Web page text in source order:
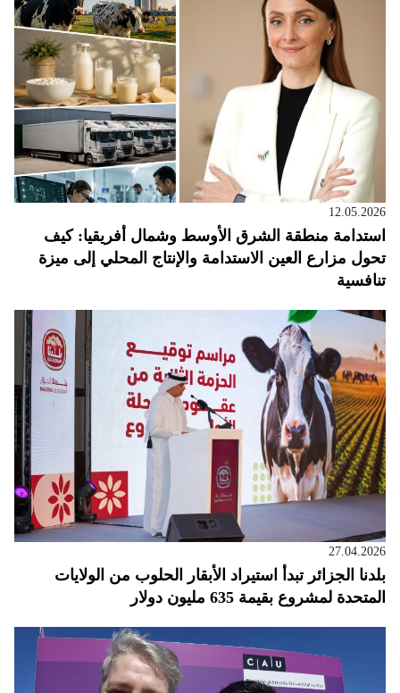
12.05.2026
استدامة منطقة الشرق الأوسط وشمال أفريقيا: كيف
تحول مزارع العين الاستدامة والإنتاج المحلي إلى ميزة
تنافسية
27.04.2026
بلدنا الجزائر تبدأ استيراد الأبقار الحلوب من الولايات
المتحدة لمشروع بقيمة 635 مليون دولار